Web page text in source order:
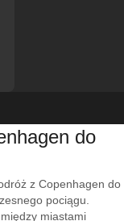
do
z Copenhagen do
pociągu.
miastami